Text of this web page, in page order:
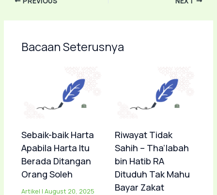
Bacaan Seterusnya
Sebaik-baik Harta
Apabila Harta Itu
Berada Ditangan
Orang Soleh
Artikel |August 20, 2025
Riwayat Tidak
Sahih – Tha’labah
bin Hatib RA
Dituduh Tak Mahu
Bayar Zakat